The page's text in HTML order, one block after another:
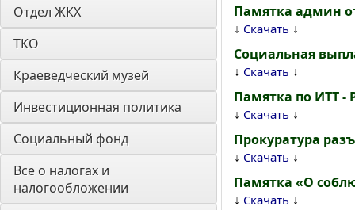
Отдел ЖКХ
ТКО
Краеведческий музей
Инвестиционная политика
Социальный фонд
Все о налогах и
налогообложении
Памятка админ
↓ Скачать ↓
Социальная
↓ Скачать ↓
Памятка по ИТТ -
↓ Скачать ↓
Прокуратура
↓ Скачать ↓
Памятка «О
↓ Скачать ↓